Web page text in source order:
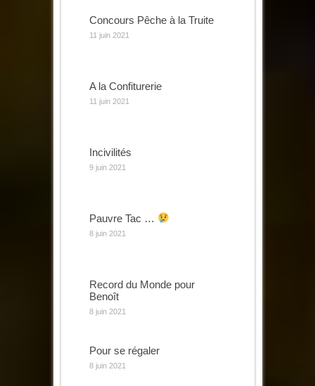
Concours Pêche à la Truite
11 juin 2021
A la Confiturerie
11 juin 2021
Incivilités
9 juin 2021
Pauvre Tac …
8 juin 2021
Record du Monde pour
Benoît
8 juin 2021
Pour se régaler
8 juin 2021